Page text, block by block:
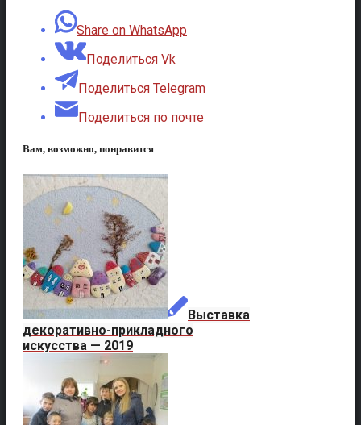
Share on WhatsApp
Поделиться Vk
Поделиться Telegram
Поделиться по почте
Вам, возможно, понравится
Выставка
декоративно-прикладного
искусства — 2019